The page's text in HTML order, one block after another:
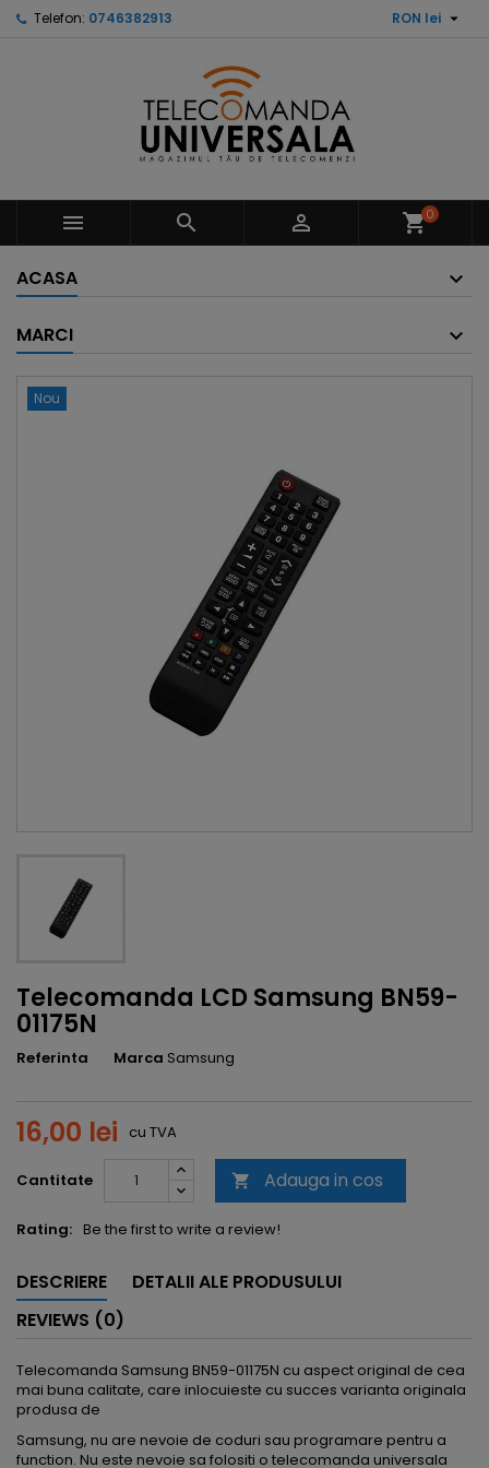
Telefon: 0746382913 RON lei 
   shopping_cart0
ACASA
MARCI
Nou
Telecomanda LCD Samsung BN59-
01175N
Referinta Marca Samsung
16,00 lei cu TVA
Cantitate  Adauga in cos
Rating: Be the first to write a review!
DESCRIERE
DETALII ALE PRODUSULUI
REVIEWS (0)
Telecomanda Samsung BN59-01175N cu aspect original de cea
mai buna calitate, care inlocuieste cu succes varianta originala
produsa de
Samsung, nu are nevoie de coduri sau programare pentru a
function. Nu este nevoie sa folositi o telecomanda universala